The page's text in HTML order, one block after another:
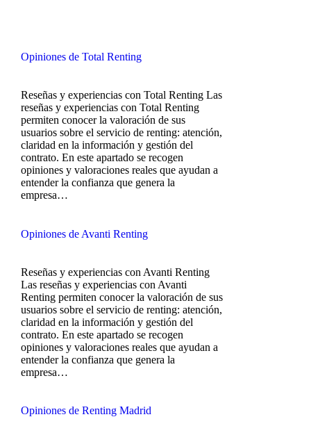
Opiniones de Total Renting
Reseñas y experiencias con Total Renting Las
reseñas y experiencias con Total Renting
permiten conocer la valoración de sus
usuarios sobre el servicio de renting: atención,
claridad en la información y gestión del
contrato. En este apartado se recogen
opiniones y valoraciones reales que ayudan a
entender la confianza que genera la
empresa…
Opiniones de Avanti Renting
Reseñas y experiencias con Avanti Renting
Las reseñas y experiencias con Avanti
Renting permiten conocer la valoración de sus
usuarios sobre el servicio de renting: atención,
claridad en la información y gestión del
contrato. En este apartado se recogen
opiniones y valoraciones reales que ayudan a
entender la confianza que genera la
empresa…
Opiniones de Renting Madrid